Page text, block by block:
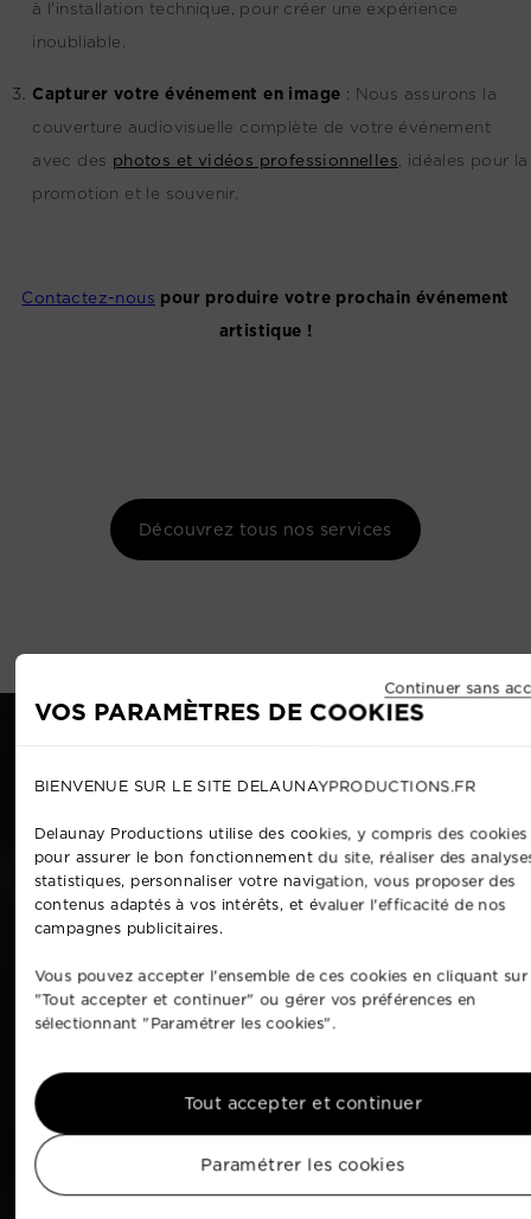
à l'installation technique, pour créer une expérience
inoubliable.
Capturer votre événement en image : Nous assurons la
couverture audiovisuelle complète de votre événement
avec des photos et vidéos professionnelles, idéales pour la
promotion et le souvenir.
Contactez-nous pour produire votre prochain événement
artistique !
Découvrez tous nos services
VOS PARAMÈTRES DE COOKIES
Continuer sans
BIENVENUE SUR LE SITE DELAUNAYPRODUCTIONS.FR
Delaunay Productions utilise des cookies, y compris des
pour assurer le bon fonctionnement du site, réaliser des
statistiques, personnaliser votre navigation, vous proposer des
contenus adaptés à vos intérêts, et évaluer l'efficacité de nos
campagnes publicitaires.
Vous pouvez accepter l'ensemble de ces cookies en cliquant sur
"Tout accepter et continuer" ou gérer vos préférences en
sélectionnant "Paramétrer les cookies".
Paramétrer les cookies
Tout accepter et continuer